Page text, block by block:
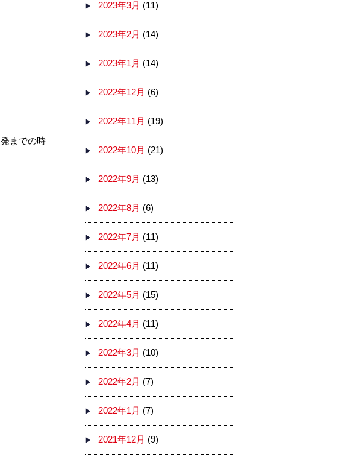
までの時
2023年3月 (11)
2023年2月 (14)
2023年1月 (14)
2022年12月 (6)
2022年11月 (19)
2022年10月 (21)
2022年9月 (13)
2022年8月 (6)
2022年7月 (11)
2022年6月 (11)
2022年5月 (15)
2022年4月 (11)
2022年3月 (10)
2022年2月 (7)
2022年1月 (7)
2021年12月 (9)